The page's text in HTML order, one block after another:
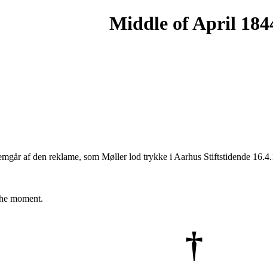
Middle of April
af den reklame, som Møller lod trykke i Aarhus Stiftstidende
moment.
†